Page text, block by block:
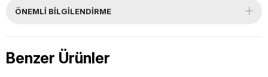
ÖNEMLI BILGILENDIRME
Benzer Ürünler